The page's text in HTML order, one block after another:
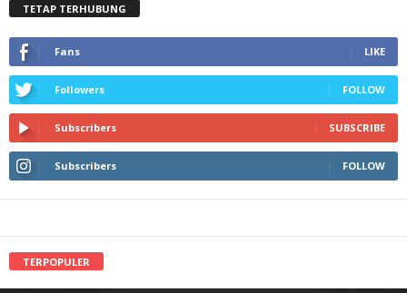
TETAP TERHUBUNG
Fans LIKE
Followers FOLLOW
Subscribers SUBSCRIBE
Subscribers FOLLOW